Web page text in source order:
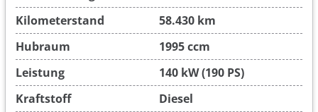
Kilometerstand
58.430 km
Hubraum
1995 ccm
Leistung
140 kW (190 PS)
Kraftstoff
Diesel